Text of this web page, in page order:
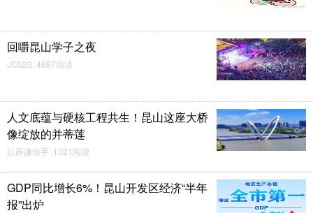
回嚼昆山学子之夜
JC520 4687阅读
人文底蕴与硬核工程共生！昆山这座大桥
像绽放的并蒂莲
以薛谦你手 1021阅读
GDP同比增长6%！昆山开发区经济“半年
报”出炉